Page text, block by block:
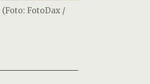
(Foto: FotoDax /